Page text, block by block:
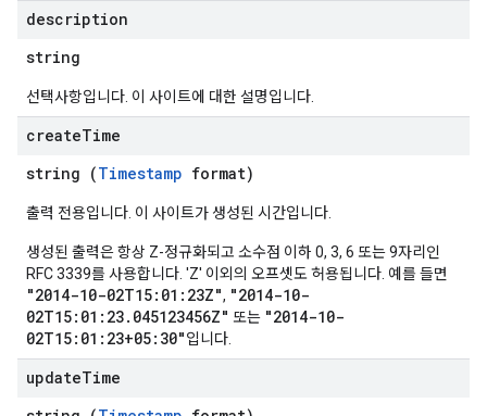
description
string
선택사항입니다. 이 사이트에 대한 설명입니다.
createTime
string (Timestamp format)
출력 전용입니다. 이 사이트가 생성된 시간입니다.
생성된 출력은 항상 Z-정규화되고 소수점 이하 0, 3, 6 또는 9자리인
RFC 3339를 사용합니다. 'Z' 이외의 오프셋도 허용됩니다. 예를 들면
"2014-10-02T15:01:23Z", "2014-10-
02T15:01:23.045123456Z" 또는 "2014-10-
02T15:01:23+05:30"입니다.
updateTime